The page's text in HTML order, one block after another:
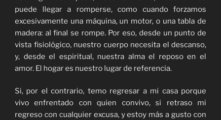
puede llegar a romperse, como cuando forzamos
excesivamente una máquina, un motor, o una tabla de
madera: al final se rompe. Por eso, desde un punto de
vista fisiológico, nuestro cuerpo necesita el descanso,
y, desde el espiritual, nuestra alma el reposo en el
amor. El hogar es nuestro lugar de referencia.
Si, por el contrario, temo regresar a mi casa porque
vivo enfrentado con quien convivo, si retraso mi
regreso con cualquier excusa, y estoy más a gusto con